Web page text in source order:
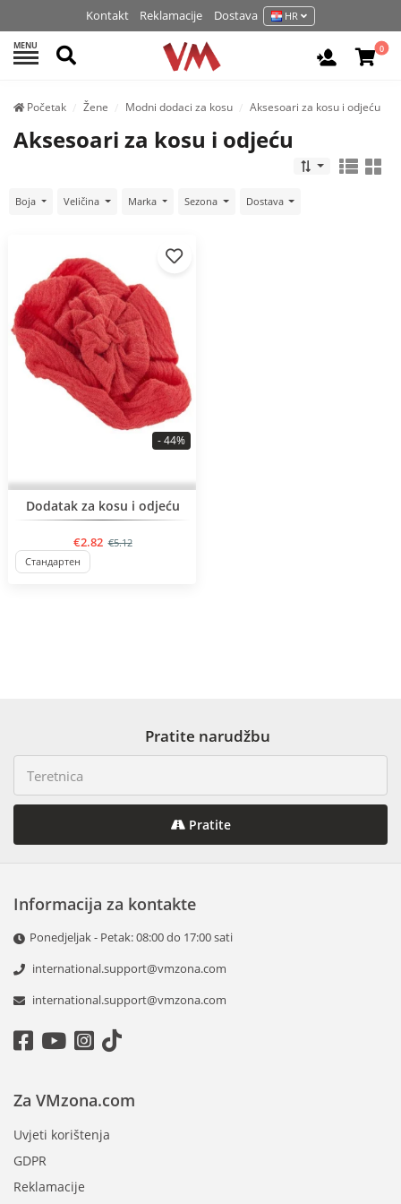
Kontakt Reklamacije Dostava HR
MENU Pretraži Prijavite
0
Početak Žene Modni dodaci za kosu Aksesoari za kosu i odjeću
Aksesoari za kosu i odjeću
Boja Veličina Marka Sezona Dostava
BESTSELLER
Dodatak za kosu i odjeću
€2.82 €5.12
- 44%
Стандартен
Pratite narudžbu
Pratite
Informacija za kontakte
Ponedjeljak - Petak: 08:00 do 17:00 sati
international.support@vmzona.com
international.support@vmzona.com
Za VMzona.com
Uvjeti korištenja
GDPR
Reklamacije